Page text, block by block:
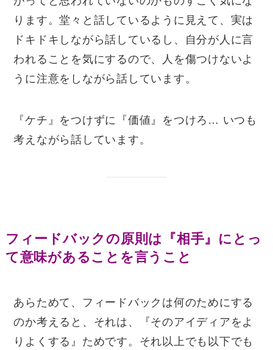
ります。堂々と話しているように見えて、実は
ドキドキしながら話しているし、自分が人に言
われることを気にするので、人を傷つけないよ
うに注意をしながら話しています。
『ケチ』をつけずに『価値』をつけろ… いつも
考えながら話しています。
フィードバックの原則は『相手』にとっ
て意味があることを言うこと
あらためて、フィードバックは何のためにする
のか考えると、それは、『そのアイディアをよ
りよくする』ためです。それ以上でも以下でも